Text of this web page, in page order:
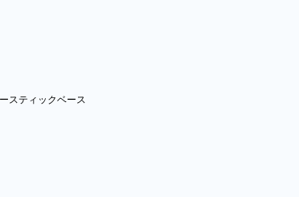
スティックベース